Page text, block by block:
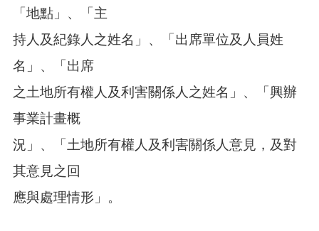
「地點」、「主
持人及紀錄人之姓名」、「出席單位及人員姓
名」、「出席
之土地所有權人及利害關係人之姓名」、「興辦
事業計畫概
況」、「土地所有權人及利害關係人意見，及對
其意見之回
應與處理情形」。